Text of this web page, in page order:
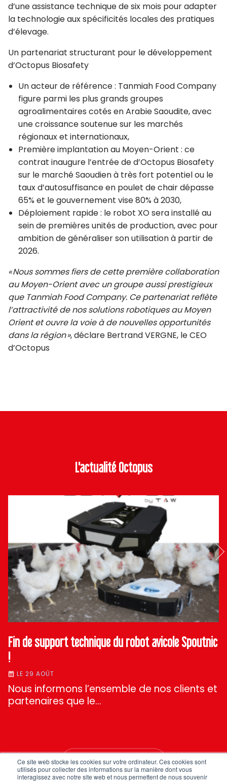
Ce site web stocke les cookies sur votre ordinateur. Ces cookies sont
utilisés pour collecter des informations sur la manière dont vous
interagissez avec notre site web et nous permettent de nous souvenir
d’une assistance technique de six mois pour adapter
la technologie aux spécificités locales des pratiques
d’élevage.
Un partenariat structurant pour le développement
d’Octopus Biosafety
Un acteur de référence : Tanmiah Food Company
figure parmi les plus grands groupes
agroalimentaires cotés en Arabie Saoudite, avec
une croissance soutenue sur les marchés
régionaux et internationaux,
Première implantation au Moyen-Orient : ce
contrat inaugure l’entrée de d’Octopus Biosafety
sur le marché Saoudien à très fort potentiel ou le
taux d’autosuffisance en poulet de chair dépasse
65% et le gouvernement vise 80% à 2030,
Déploiement rapide : le robot XO sera installé au
sein de premières unités de production, avec pour
ambition de généraliser son utilisation à partir de
2026.
« Nous sommes fiers de cette première collaboration
au Moyen-Orient avec un groupe aussi prestigieux
que Tanmiah Food Company. Ce partenariat reflète
l’attractivité de nos solutions robotiques au Moyen
Orient et ouvre la voie à de nouvelles opportunités
dans la région », déclare Bertrand VERGNE, le CEO
d’Octopus
L'actualité Octopus
Fin de support technique du robot avicole Spoutnic
!
LE 29 AOÛT
Nous informons l’ensemble de nos clients et
partenaires que le…
TOUTES NOS ACTUS